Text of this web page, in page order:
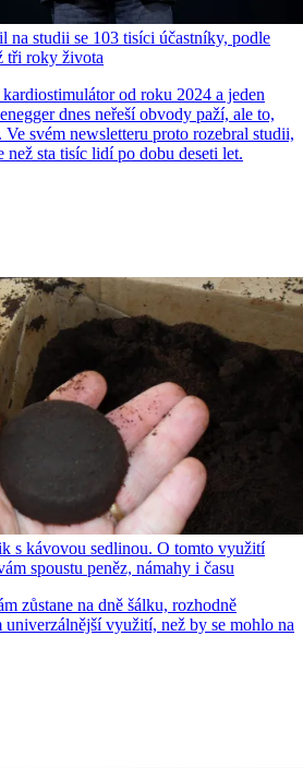
na studii se 103 tisíci účastníky, podle
tři roky života
od roku 2024 a jeden
dnes neřeší obvody paží, ale to,
svém newsletteru proto rozebral studii,
než sta tisíc lidí po dobu deseti let.
s kávovou sedlinou. O tomto využití
spoustu peněz, námahy i času
zůstane na dně šálku, rozhodně
využití, než by se mohlo na